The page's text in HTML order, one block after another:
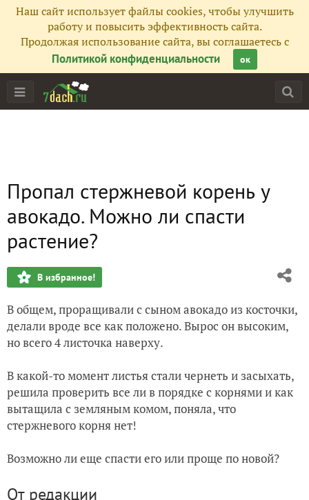
Наш сайт использует файлы cookies, чтобы улучшить
работу и повысить эффективность сайта.
Продолжая использование сайта, вы соглашаетесь с
Политикой конфиденциальности
ок
Пропал стержневой корень у
авокадо. Можно ли спасти
растение?
В избранное!
В общем, проращивали с сыном авокадо из косточки,
делали вроде все как положено. Вырос он высоким,
но всего 4 листочка наверху.
В какой-то момент листья стали чернеть и засыхать,
решила проверить все ли в порядке с корнями и как
вытащила с земляным комом, поняла, что
стержневого корня нет!
Возможно ли еще спасти его или проще по новой?
От редакции